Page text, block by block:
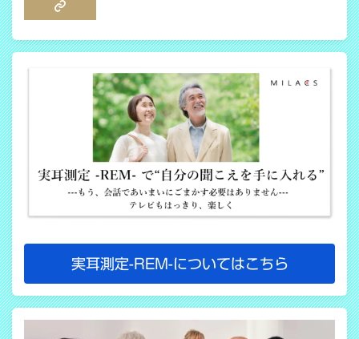
実耳測定-REM-についてはこちら